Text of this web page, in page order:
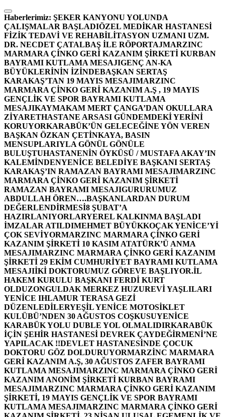
İçeriğe
atla
Haberlerimiz: ŞEKER KANYONU YOLUNDA
ÇALIŞMALAR BAŞLADIÖZEL MEDİKAR HASTANESİ
FİZİK TEDAVİ VE REHABİLİTASYON UZMANI UZM.
DR. NECDET ÇATALBAŞ İLE RÖPORTAJMARZINC
MARMARA ÇİNKO GERİ KAZANIM ŞİRKETİ KURBAN
BAYRAMI KUTLAMA MESAJIGENÇ AN-KA
BÜYÜKLERİNİN İZİNDEBAŞKAN SERTAŞ
KARAKAŞ’TAN 19 MAYIS MESAJIMARZINC
MARMARA ÇİNKO GERİ KAZANIM A.Ş , 19 MAYIS
GENÇLİK VE SPOR BAYRAMI KUTLAMA
MESAJIKAYMAKAM MERT ÇANGA’DAN OKULLARA
ZİYARETHASTANE ARSASI GÜNDEMDEKİ YERİNİ
KORUYORKARABÜK’ÜN GELECEĞİNE YÖN VEREN
BAŞKAN ÖZKAN ÇETİNKAYA, BASIN
MENSUPLARIYLA GÖNÜL GÖNÜLE
BULUŞTUHASTANENİN ÖYKÜSÜ / MUSTAFA AKAY’IN
KALEMİNDENYENİCE BELEDİYE BAŞKANI SERTAŞ
KARAKAŞ’IN RAMAZAN BAYRAMI MESAJIMARZINC
MARMARA ÇİNKO GERİ KAZANIM ŞİRKETİ
RAMAZAN BAYRAMI MESAJIGURURUMUZ
ABDULLAH ÖREN….BAŞKANLARDAN DURUM
DEĞERLENDİRMESİ8 ŞUBAT’A
HAZIRLANIYORLARYEREL KALKINMA BAŞLADI
İMZALAR ATILDIMEHMET BÜYÜKKOÇAK YENİCE’Yİ
ÇOK SEVİYORMARZINC MARMARA ÇİNKO GERİ
KAZANIM ŞİRKETİ 10 KASIM ATATÜRK’Ü ANMA
MESAJIMARZINC MARMARA ÇİNKO GERİ KAZANIM
ŞİRKETİ 29 EKİM CUMHURİYET BAYRAMI KUTLAMA
MESAJIİKİ DOKTORUMUZ GÖREVE BAŞLIYOR.İL
HAKEM KURULU BAŞKANI FERDİ KURT
OLDUZONGULDAK MERKEZ HUZUREVİ YAŞLILARI
YENİCE IHLAMUR TERASA GEZİ
DÜZENLEDİLERYEŞİL YENİCE MOTOSİKLET
KULÜBÜ’NDEN 30 AĞUSTOS COŞKUSUYENİCE
KARABÜK YOLU DUBLE YOL OLMALIDIRKARABÜK
İÇİN ŞEHİR HASTANESİ DEVREK ÇAYDEĞİRMENİ’NE
YAPILACAK !!DEVLET HASTANESİNDE ÇOCUK
DOKTORU GÖZ DOLDURUYORMARZİNC MARMARA
GERİ KAZANIM A.Ş, 30 AĞUSTOS ZAFER BAYRAMI
KUTLAMA MESAJIMARZINC MARMARA ÇİNKO GERİ
KAZANIM ANONİM ŞİRKETİ KURBAN BAYRAMI
MESAJIMARZINC MARMARA ÇİNKO GERİ KAZANIM
ŞİRKETİ, 19 MAYIS GENÇLİK VE SPOR BAYRAMI
KUTLAMA MESAJIMARZINC MARMARA ÇİNKO GERİ